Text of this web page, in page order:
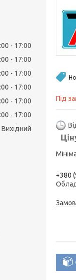
Під
+380
17:00
17:00
17:00
17:00
17:00
17:00
Вихідний